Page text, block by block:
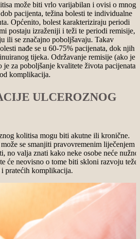
može biti vrlo varijabilan i ovisi o
pacijenta, težina bolesti te individualne
Općenito, bolest karakteriziraju periodi
postaju izraženiji i teži te periodi remisije,
ili se značajno poboljšavaju. Takav
nađe se u 60-75% pacijenata, dok njih
tijeka. Održavanje remisije (ako je
za poboljšanje kvalitete života pacijenata i
komplikacija.
ULCEROZNOG
kolitisa mogu biti akutne ili kronične.
se smanjiti pravovremenim liječenjem i
no valja znati kako neke osobe neće nužno
će neovisno o tome biti skloni razvoju teže
pratećih komplikacija.